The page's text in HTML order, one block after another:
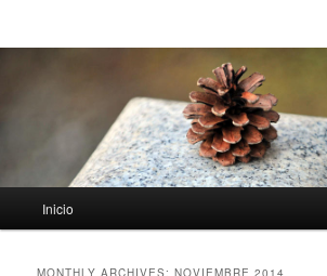
Skip to primary content
Skip to secondary content
Inicio
MONTHLY ARCHIVES:NOVIEMBRE 2014